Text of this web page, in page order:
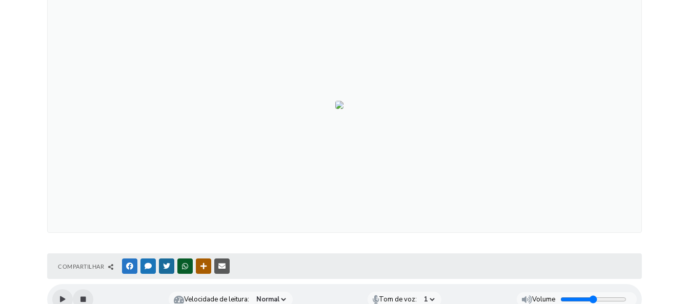
COMPARTILHAR FACEBOOKMESSENGER
TWITTERWHATSAPPOUTRAS MÍDIAS
Velocidade de leitura: Tom de voz: Volume